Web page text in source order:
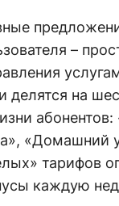
–
делятся на
абонентов:
«Домашний
тарифов
каждую